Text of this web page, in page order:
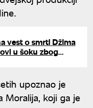
vest o smrti Džima
u šoku zbog
upoznao je
Moralija, koji ga je